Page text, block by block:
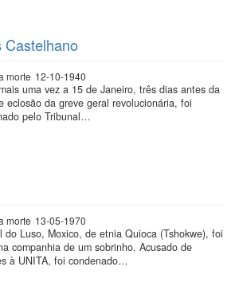
Castelhano
morte 12-10-1940
uma vez a 15 de Janeiro, três dias antes da
eclosão da greve geral revolucionária, foi
pelo Tribunal…
morte 13-05-1970
do Luso, Moxico, de etnia Quioca (Tshokwe), foi
companhia de um sobrinho. Acusado de
à UNITA, foi condenado…